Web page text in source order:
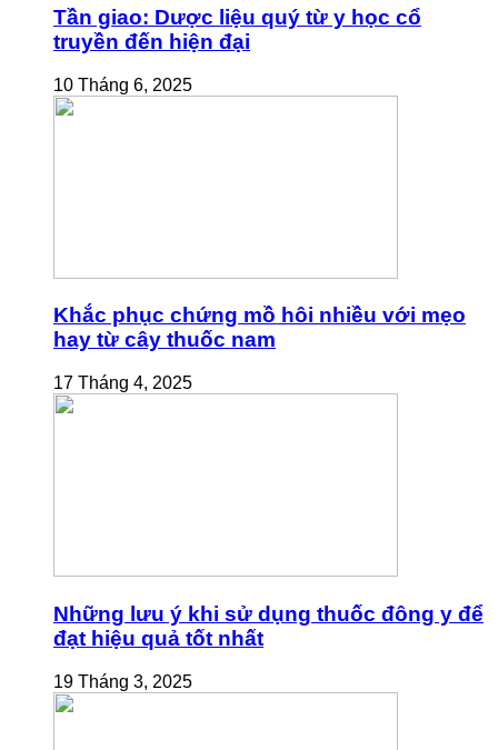
Tần giao: Dược liệu quý từ y học cổ
truyền đến hiện đại
10 Tháng 6, 2025
Khắc phục chứng mồ hôi nhiều với mẹo
hay từ cây thuốc nam
17 Tháng 4, 2025
Những lưu ý khi sử dụng thuốc đông y để
đạt hiệu quả tốt nhất
19 Tháng 3, 2025